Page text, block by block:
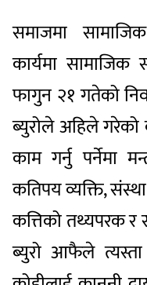
समाजमा
कार्यमा
फागुन २१ गतेको
ब्युरोले अहिले
काम गर्नु पर्नेमा
कतिपय व्यक्ति,
कत्तिको तथ्यपरक र
ब्युरो आफैले